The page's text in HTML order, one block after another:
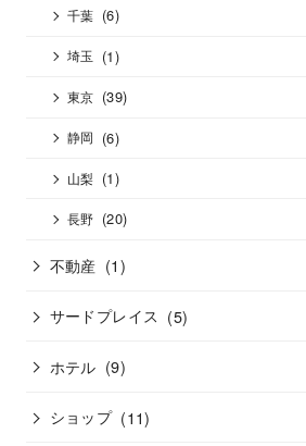
千葉 (6)
埼玉 (1)
東京 (39)
静岡 (6)
山梨 (1)
長野 (20)
不動産 (1)
サードプレイス (5)
ホテル (9)
ショップ (11)